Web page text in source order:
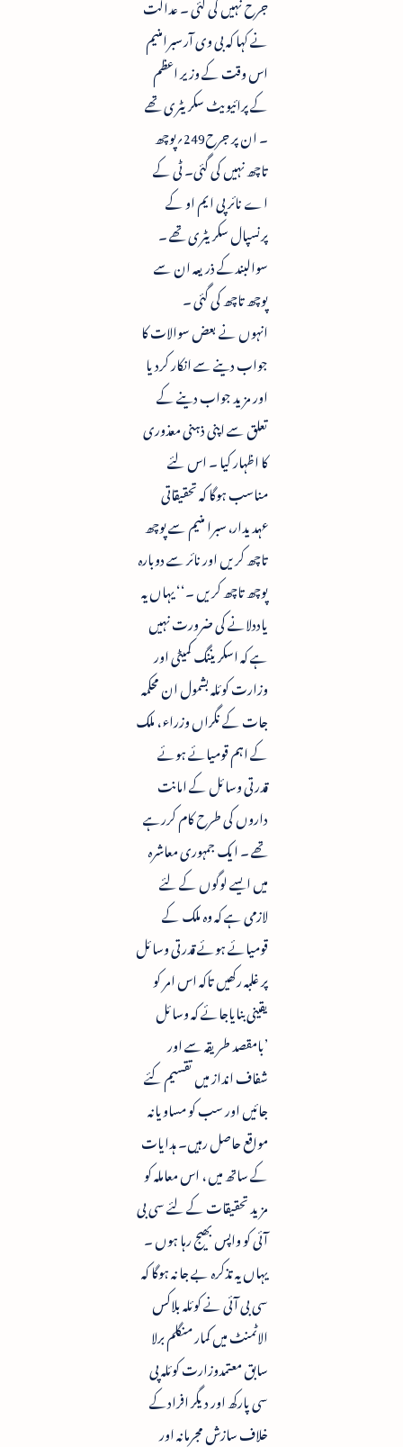
نے کہا کہ بی وی آر سبرامنیم
اس وقت کے وزیر اعظم
کے پرائیویٹ سکریٹری تھے
۔ ان پر جرح249؍پوچھ
تاچھ نہیں کی گئی۔ ٹی کے
اے نائر پی ایم او کے
پرنسپال سکریٹری تھے ۔
سوالبندکے ذریعہ ان سے
پوچھ تاچھ کی گئی ۔
انہوں نے بعض سوالات کا
جواب دینے سے انکار کردیا
اور مزید جواب دینے کے
تعلق سے اپنی ذہنی معذوری
کا اظہار کیا ۔ اس لئے
مناسب ہوگا کہ تحقیقاتی
عہدیدار، سبرا منیم سے پوچھ
تاچھ کریں اور نائر سے دوبارہ
پوچھ تاچھ کریں ۔‘‘ یہاں یہ
یاددلانے کی ضرورت نہیں
ہے کہ اسکریننگ کمیٹی اور
وزارت کوئلہ بشمول ان محکمہ
جات کے نگراں وزراء ، ملک
کے اہم قومیائے ہوئے
قدرتی وسائل کے امانت
داروں کی طرح کام کررہے
تھے ۔ ایک جمہوری معاشرہ
میں ایسے لوگوں کے لئے
لازمی ہے کہ وہ ملک کے
قومیائے ہوئے قدرتی وسائل
پر غلبہ رکھیں تاکہ اس امر کو
یقینی بنایاجائے کہ وسائل
’بامقصد طریقہ سے اور
شفاف انداز میں تقسیم کئے
جائیں اور سب کو مساویانہ
مواقع حاصل رہیں۔ ہدایات
کے ساتھ میں ، اس معاملہ کو
مزید تحقیقات کے لئے سی بی
آئی کو واپس بھیج رہا ہوں ۔
یہاں یہ تذکرہ بے جا نہ ہوگا کہ
سی بی آئی نے کوئلہ بلاکس
الاٹمنٹ میں کمار منگلم برلا
سابق معتمدوزارت کوئلہ پی
سی پارکھ اور دیگر افرادکے
خلاف سازش مجرمانہ اور